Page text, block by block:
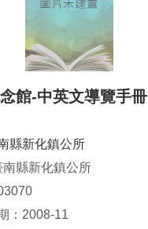
館-中英文導覽手冊
縣新化鎮公所
縣新化鎮公所
：2008-11